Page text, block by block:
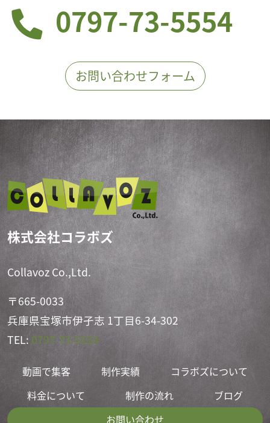
0797-73-5554
お問い合わせフォーム
株式会社コラボズ
Collavoz Co.,Ltd.
〒665-0033
兵庫県宝塚市伊孑志 1丁目6-34-302
TEL:0797-73-5554
動画で集客 制作実績
コラボズについて
料金について
制作の流れ
ブログ
お問い合わせ